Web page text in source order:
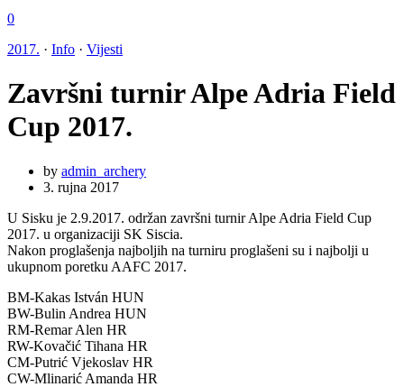
0
2017. · Info · Vijesti
Završni turnir Alpe Adria Field
Cup 2017.
by admin_archery
3. rujna 2017
U Sisku je 2.9.2017. održan završni turnir Alpe Adria Field Cup
2017. u organizaciji SK Siscia.
Nakon proglašenja najboljih na turniru proglašeni su i najbolji u
ukupnom poretku AAFC 2017.
BM-Kakas István HUN
BW-Bulin Andrea HUN
RM-Remar Alen HR
RW-Kovačić Tihana HR
CM-Putrić Vjekoslav HR
CW-Mlinarić Amanda HR